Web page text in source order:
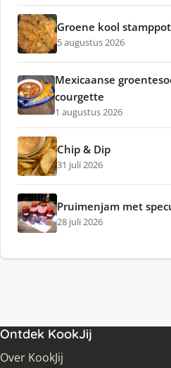
Groene kool stamppot
5 augustus 2026
Mexicaanse
courgette
1 augustus 2026
Chip & Dip
31 juli 2026
Pruimenjam met
28 juli 2026
Ontdek KookJij
Over KookJij